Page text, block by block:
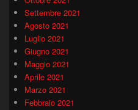
Settembre 2021
Agosto 2021
Luglio 2021
Giugno 2021
Maggio 2021
Aprile 2021
Marzo 2021
Febbraio 2021